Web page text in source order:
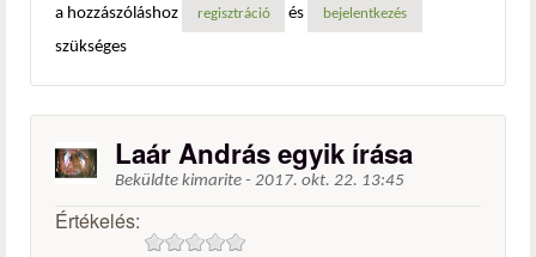
a hozzászóláshoz regisztráció és bejelentkezés
szükséges
Laár András egyik írása
Beküldte kimarite - 2017. okt. 22. 13:45
Értékelés: